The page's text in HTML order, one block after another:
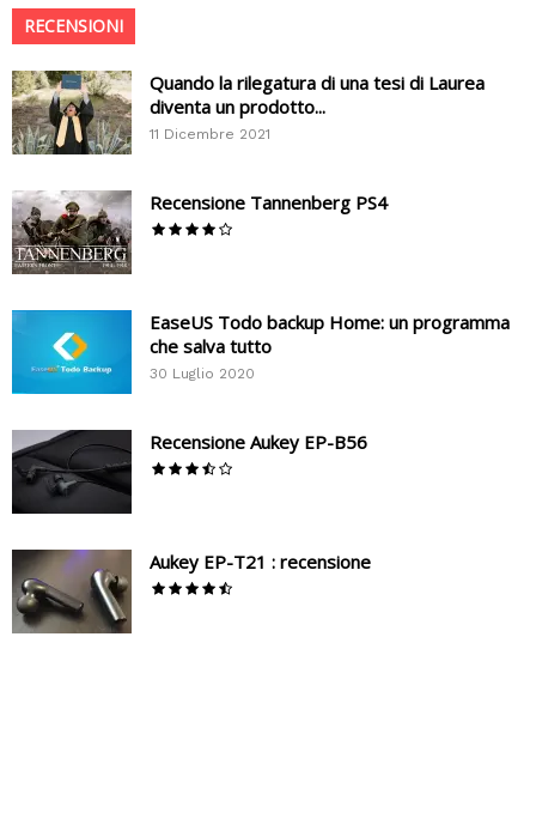
RECENSIONI
Quando la rilegatura di una tesi di Laurea
diventa un prodotto...
11 Dicembre 2021
Recensione Tannenberg PS4
EaseUS Todo backup Home: un programma
che salva tutto
30 Luglio 2020
Recensione Aukey EP-B56
Aukey EP-T21 : recensione